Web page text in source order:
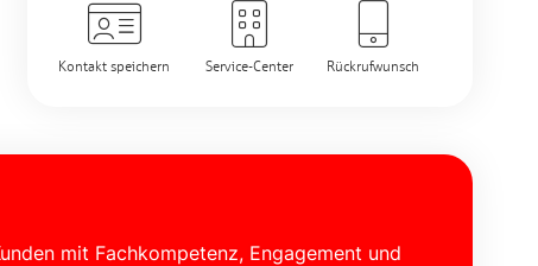
mit Fachkompetenz, Engagement und
Kontakt speichern Service-Center Rückrufwunsch